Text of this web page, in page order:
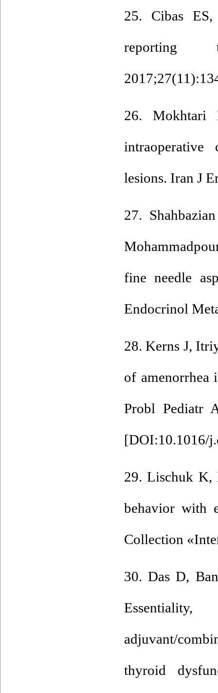
25. Cibas
reporting
26. Mokhtari
lesions. Iran J
27.
fine needle
Endocrinol
28. Kerns J,
of amenorrhea
Probl Pediatr
[DOI:10.1016/
29. Lischuk K,
behavior with
Collection
30. Das D,
adjuvant/
thyroid